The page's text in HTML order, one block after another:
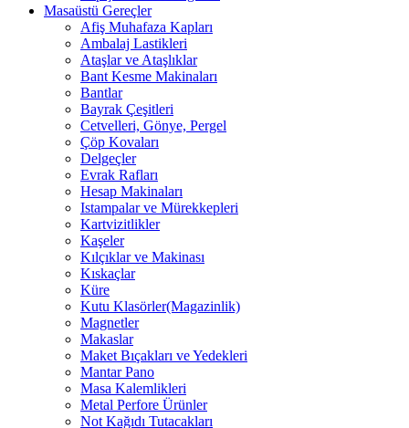
Masaüstü Gereçler
Afiş Muhafaza Kapları
Ambalaj Lastikleri
Ataşlar ve Ataşlıklar
Bant Kesme Makinaları
Bantlar
Bayrak Çeşitleri
Cetvelleri, Gönye, Pergel
Çöp Kovaları
Delgeçler
Evrak Rafları
Hesap Makinaları
Istampalar ve Mürekkepleri
Kartvizitlikler
Kaşeler
Kılçıklar ve Makinası
Kıskaçlar
Küre
Kutu Klasörler(Magazinlik)
Magnetler
Makaslar
Maket Bıçakları ve Yedekleri
Mantar Pano
Masa Kalemlikleri
Metal Perfore Ürünler
Not Kağıdı Tutacakları